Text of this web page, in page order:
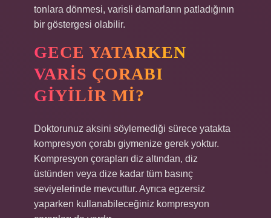
tonlara dönmesi, varisli damarların patladığının
bir göstergesi olabilir.
GECE YATARKEN
VARIS ÇORABI
GIYILIR MI?
Doktorunuz aksini söylemediği sürece yatakta
kompresyon çorabı giymenize gerek yoktur.
Kompresyon çorapları diz altından, diz
üstünden veya dize kadar tüm basınç
seviyelerinde mevcuttur. Ayrıca egzersiz
yaparken kullanabileceğiniz kompresyon